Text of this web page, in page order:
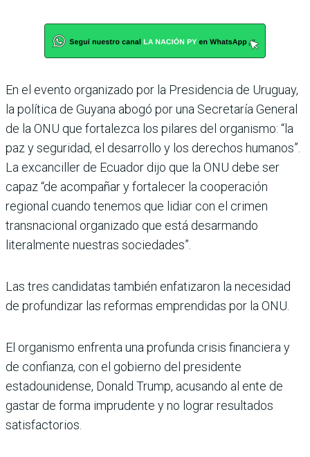
En el evento organizado por la Presidencia de Uruguay,
la política de Guyana abogó por una Secretaría General
de la ONU que fortalezca los pilares del organismo: “la
paz y seguridad, el desarrollo y los derechos humanos”.
La excanciller de Ecuador dijo que la ONU debe ser
capaz “de acompañar y fortalecer la cooperación
regional cuando tenemos que lidiar con el crimen
transnacional organizado que está desarmando
literalmente nuestras sociedades”.
Las tres candidatas también enfatizaron la necesidad
de profundizar las reformas emprendidas por la ONU.
El organismo enfrenta una profunda crisis financiera y
de confianza, con el gobierno del presidente
estadounidense, Donald Trump, acusando al ente de
gastar de forma imprudente y no lograr resultados
satisfactorios.